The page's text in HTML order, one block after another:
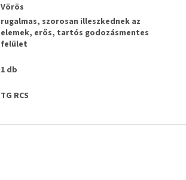
Vörös
rugalmas, szorosan illeszkednek az
elemek, erős, tartós godozásmentes
felület
1 db
TG RCS